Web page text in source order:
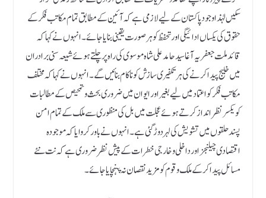
سکیں لہٰذا وجود پاکستان کے لیے لازمی ہے کہ آئین کے مطابق تمام مکاتب فکر کے
حقوق کی یکساں ادائیگی اور تحفظ کو ہر صورت یقینی بنایا جائے۔ انہوں نے کہا کہ
قائد ملت جعفریہ آغا سید حامد علی شاہ موسوی کی راہ پر چلتے ہوئے شیعہ سنی برادران
میں خلیج پیدا کرنے کی ہر تکفیری سازش کو ناکام بنائیں گے۔انہوں نے کہا کہ مختلف
مکاتب فکر کو اعتماد میں لیے بغیر اور ایوان میں ضروری بحث و تمحیص کے مطالبا ت
کویکسر نظر انداز کرتے ہوئے عجلت میں بل کی منظوری سے ملک کے تمام امن
پسند حلقوں میں تشویش کی لہر دوڑ گئی ہے۔ انہوں نے باور کروایا کہ موجودہ
اقتصادی چیلنجز اور داخلی و خارجی خطرات کے پیش نظر ضروری ہے کہ نت نئے
مسائل پیدا کرکے ملک و قوم کو مزید نقصان نہ پنہچایا جائے۔